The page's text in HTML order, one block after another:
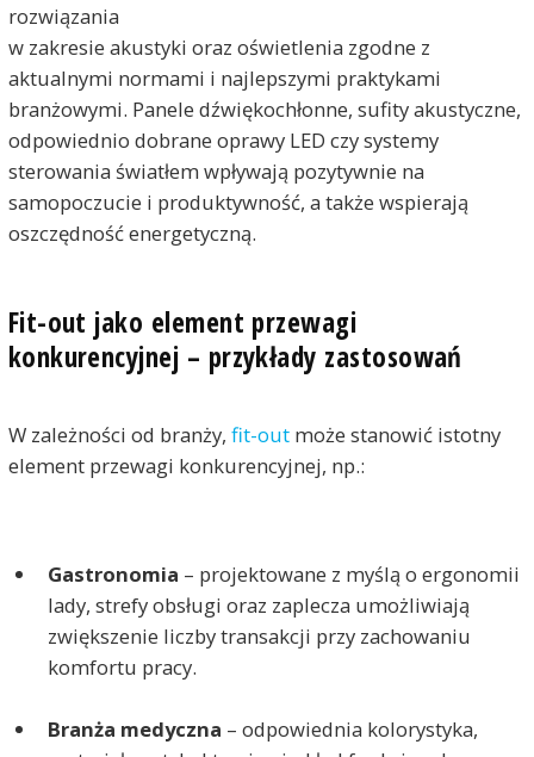
rozwiązania
w zakresie akustyki oraz oświetlenia zgodne z
aktualnymi normami i najlepszymi praktykami
branżowymi. Panele dźwiękochłonne, sufity akustyczne,
odpowiednio dobrane oprawy LED czy systemy
sterowania światłem wpływają pozytywnie na
samopoczucie i produktywność, a także wspierają
oszczędność energetyczną.
Fit-out jako element przewagi
konkurencyjnej – przykłady zastosowań
W zależności od branży, fit-outmoże stanowić istotny
element przewagi konkurencyjnej, np.:
Gastronomia – projektowane z myślą o ergonomii
lady, strefy obsługi oraz zaplecza umożliwiają
zwiększenie liczby transakcji przy zachowaniu
komfortu pracy.
Branża medyczna – odpowiednia kolorystyka,